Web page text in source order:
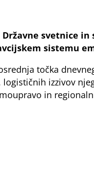
Državne svetnice
sistemu
točka
logističnih izzivov
in